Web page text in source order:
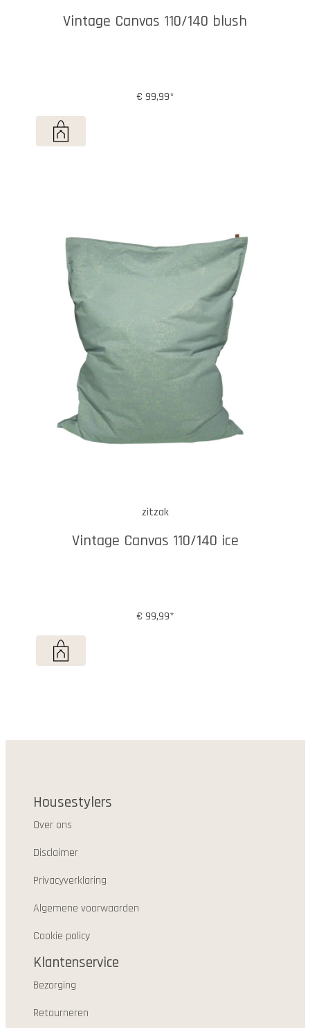
Vintage Canvas 110/140 blush
€ 99,99*
zitzak
Vintage Canvas 110/140 ice
€ 99,99*
Housestylers
Over ons
Disclaimer
Privacyverklaring
Algemene voorwaarden
Cookie policy
Klantenservice
Bezorging
Retourneren